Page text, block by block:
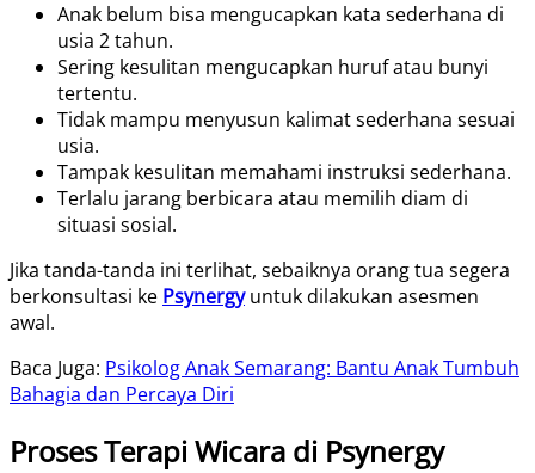
Anak belum bisa mengucapkan kata sederhana di
usia 2 tahun.
Sering kesulitan mengucapkan huruf atau bunyi
tertentu.
Tidak mampu menyusun kalimat sederhana sesuai
usia.
Tampak kesulitan memahami instruksi sederhana.
Terlalu jarang berbicara atau memilih diam di
situasi sosial.
Jika tanda-tanda ini terlihat, sebaiknya orang tua segera
berkonsultasi ke Psynergyuntuk dilakukan asesmen
awal.
Baca Juga: Psikolog Anak Semarang: Bantu Anak Tumbuh
Bahagia dan Percaya Diri
Proses Terapi Wicara di Psynergy